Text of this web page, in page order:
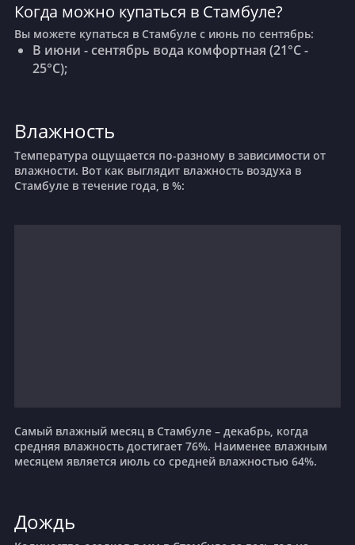
Когда можно купаться в Стамбуле?
Вы можете купаться в Стамбуле с июнь по сентябрь:
В июни - сентябрь вода комфортная (21°C -
25°C);
Влажность
Температура ощущается по-разному в зависимости от
влажности. Вот как выглядит влажность воздуха в
Стамбуле в течение года, в %:
Самый влажный месяц в Стамбуле – декабрь, когда
средняя влажность достигает 76%. Наименее влажным
месяцем является июль со средней влажностью 64%.
Дождь